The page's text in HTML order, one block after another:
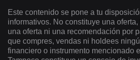
Este contenido se pone a tu
informativos. No constituye una
una oferta ni una recomendación por
que compres, vendas ni holdees
financiero o instrumento mencionado